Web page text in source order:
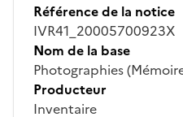
Référence de la notice
IVR41_20005700923X
Nom de la base
Photographies
Producteur
Inventaire